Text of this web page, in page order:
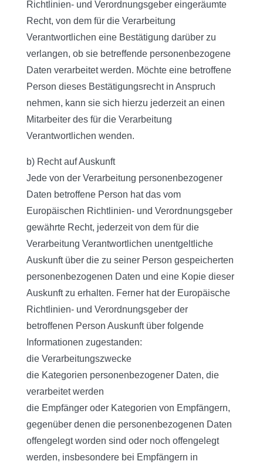
Richtlinien- und Verordnungsgeber eingeräumte
Recht, von dem für die Verarbeitung
Verantwortlichen eine Bestätigung darüber zu
verlangen, ob sie betreffende personenbezogene
Daten verarbeitet werden. Möchte eine betroffene
Person dieses Bestätigungsrecht in Anspruch
nehmen, kann sie sich hierzu jederzeit an einen
Mitarbeiter des für die Verarbeitung
Verantwortlichen wenden.
b) Recht auf Auskunft
Jede von der Verarbeitung personenbezogener
Daten betroffene Person hat das vom
Europäischen Richtlinien- und Verordnungsgeber
gewährte Recht, jederzeit von dem für die
Verarbeitung Verantwortlichen unentgeltliche
Auskunft über die zu seiner Person gespeicherten
personenbezogenen Daten und eine Kopie dieser
Auskunft zu erhalten. Ferner hat der Europäische
Richtlinien- und Verordnungsgeber der
betroffenen Person Auskunft über folgende
Informationen zugestanden:
die Verarbeitungszwecke
die Kategorien personenbezogener Daten, die
verarbeitet werden
die Empfänger oder Kategorien von Empfängern,
gegenüber denen die personenbezogenen Daten
offengelegt worden sind oder noch offengelegt
werden, insbesondere bei Empfängern in